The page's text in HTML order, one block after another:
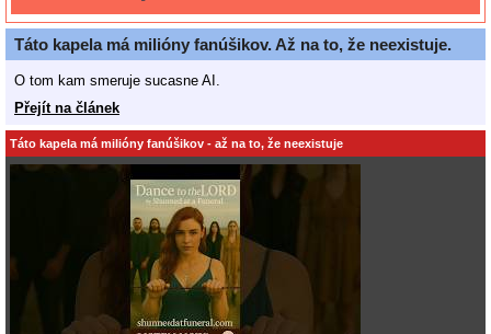
Táto kapela má milióny fanúšikov. Až na to, že neexistuje.
O tom kam smeruje sucasne AI.
Přejít na článek
Táto kapela má milióny fanúšikov - až na to, že neexistuje